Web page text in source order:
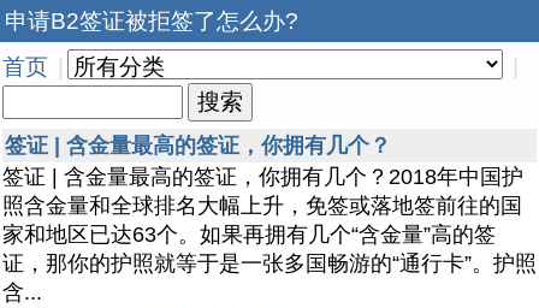
申请B2签证被拒签了怎么办?
首页
签证 | 含金量最高的签证，你拥有几个？
签证 | 含金量最高的签证，你拥有几个？2018年中国护
照含金量和全球排名大幅上升，免签或落地签前往的国
家和地区已达63个。如果再拥有几个“含金量”高的签
证，那你的护照就等于是一张多国畅游的“通行卡”。护照
含...